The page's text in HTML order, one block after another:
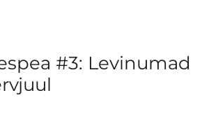
#3: Levinumad